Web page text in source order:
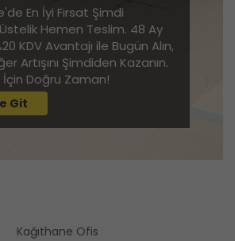
En İyi Fırsat Şimdi
Hemen Teslim. 48 Ay
KDV Avantajı ile Bugün Alın,
Artışını Şimdiden Kazanın.
İçin Doğru Zaman!
Git
Kağıthane Ofis